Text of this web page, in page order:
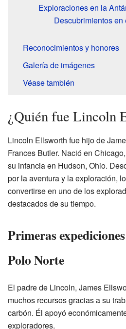
Exploraciones en la
Descubrimientos
Reconocimientos y honores
Galería de imágenes
Véase también
¿Quién fue Lincoln
Lincoln Ellsworth fue hijo de
Frances Butler. Nació en
su infancia en Hudson, Ohio.
por la aventura y la exploración,
convertirse en uno de los
destacados de su tiempo.
Primeras
Polo Norte
El padre de Lincoln, James
muchos recursos gracias a su
carbón. Él apoyó
exploradores.